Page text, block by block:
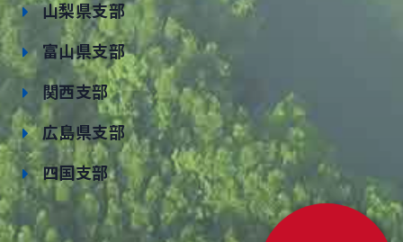
山梨県支部
富山県支部
関西支部
広島県支部
四国支部